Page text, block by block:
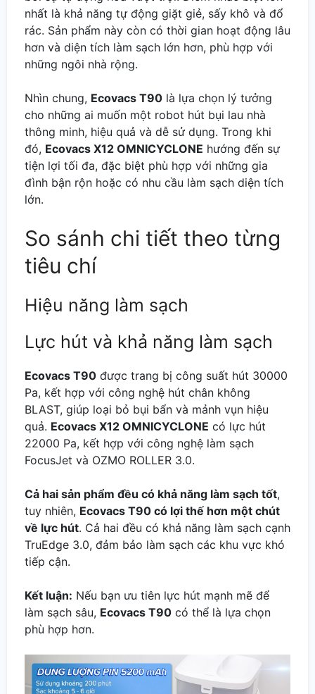
nhất là khả năng tự động giặt giẻ, sấy khô và đổ
rác. Sản phẩm này còn có thời gian hoạt động lâu
hơn và diện tích làm sạch lớn hơn, phù hợp với
những ngôi nhà rộng.
Nhìn chung, Ecovacs T90 là lựa chọn lý tưởng
cho những ai muốn một robot hút bụi lau nhà
thông minh, hiệu quả và dễ sử dụng. Trong khi
đó, Ecovacs X12 OMNICYCLONE hướng đến sự
tiện lợi tối đa, đặc biệt phù hợp với những gia
đình bận rộn hoặc có nhu cầu làm sạch diện tích
lớn.
So sánh chi tiết theo từng
tiêu chí
Hiệu năng làm sạch
Lực hút và khả năng làm sạch
Ecovacs T90 được trang bị công suất hút 30000
Pa, kết hợp với công nghệ hút chân không
BLAST, giúp loại bỏ bụi bẩn và mảnh vụn hiệu
quả. Ecovacs X12 OMNICYCLONE có lực hút
22000 Pa, kết hợp với công nghệ làm sạch
FocusJet và OZMO ROLLER 3.0.
Cả hai sản phẩm đều có khả năng làm sạch tốt,
tuy nhiên, Ecovacs T90 có lợi thế hơn một chút
về lực hút. Cả hai đều có khả năng làm sạch cạnh
TruEdge 3.0, đảm bảo làm sạch các khu vực khó
tiếp cận.
Kết luận: Nếu bạn ưu tiên lực hút mạnh mẽ để
làm sạch sâu, Ecovacs T90 có thể là lựa chọn
phù hợp hơn.